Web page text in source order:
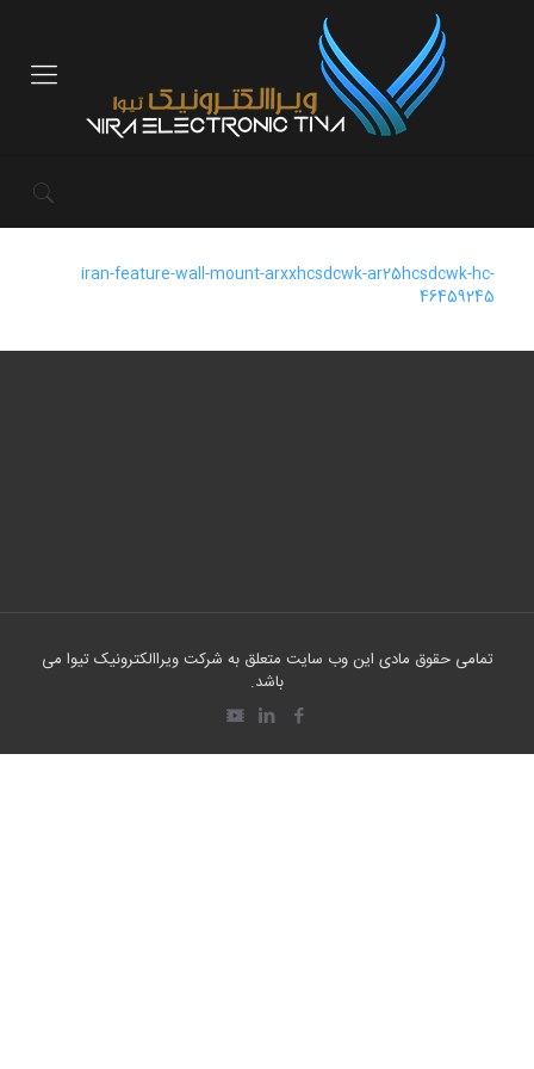
iran-feature-wall-mount-arxxhcsdcwk-ar25hcsdcwk-hc-
46459245
تمامی حقوق مادی این وب سایت متعلق به شرکت ویراالکترونیک تیوا می
باشد.